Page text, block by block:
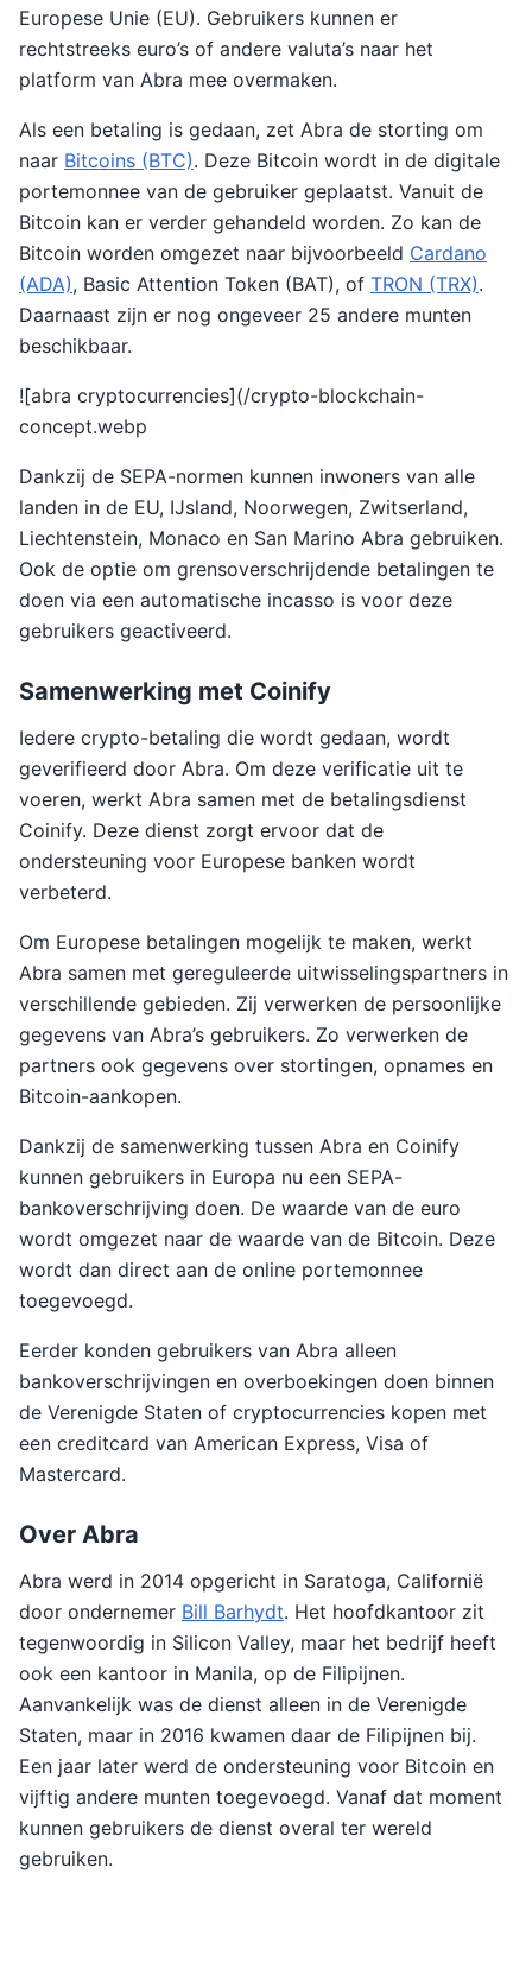
Europese Unie (EU). Gebruikers kunnen er
rechtstreeks euro’s of andere valuta’s naar het
platform van Abra mee overmaken.
Als een betaling is gedaan, zet Abra de storting om
naar Bitcoins (BTC). Deze Bitcoin wordt in de digitale
portemonnee van de gebruiker geplaatst. Vanuit de
Bitcoin kan er verder gehandeld worden. Zo kan de
Bitcoin worden omgezet naar bijvoorbeeld Cardano
(ADA), Basic Attention Token (BAT), of TRON (TRX).
Daarnaast zijn er nog ongeveer 25 andere munten
beschikbaar.
![abra cryptocurrencies](/crypto-blockchain-
concept.webp
Dankzij de SEPA-normen kunnen inwoners van alle
landen in de EU, IJsland, Noorwegen, Zwitserland,
Liechtenstein, Monaco en San Marino Abra gebruiken.
Ook de optie om grensoverschrijdende betalingen te
doen via een automatische incasso is voor deze
gebruikers geactiveerd.
Samenwerking met Coinify
Iedere crypto-betaling die wordt gedaan, wordt
geverifieerd door Abra. Om deze verificatie uit te
voeren, werkt Abra samen met de betalingsdienst
Coinify. Deze dienst zorgt ervoor dat de
ondersteuning voor Europese banken wordt
verbeterd.
Om Europese betalingen mogelijk te maken, werkt
Abra samen met gereguleerde uitwisselingspartners in
verschillende gebieden. Zij verwerken de persoonlijke
gegevens van Abra’s gebruikers. Zo verwerken de
partners ook gegevens over stortingen, opnames en
Bitcoin-aankopen.
Dankzij de samenwerking tussen Abra en Coinify
kunnen gebruikers in Europa nu een SEPA-
bankoverschrijving doen. De waarde van de euro
wordt omgezet naar de waarde van de Bitcoin. Deze
wordt dan direct aan de online portemonnee
toegevoegd.
Eerder konden gebruikers van Abra alleen
bankoverschrijvingen en overboekingen doen binnen
de Verenigde Staten of cryptocurrencies kopen met
een creditcard van American Express, Visa of
Mastercard.
Over Abra
Abra werd in 2014 opgericht in Saratoga, Californië
door ondernemer Bill Barhydt. Het hoofdkantoor zit
tegenwoordig in Silicon Valley, maar het bedrijf heeft
ook een kantoor in Manila, op de Filipijnen.
Aanvankelijk was de dienst alleen in de Verenigde
Staten, maar in 2016 kwamen daar de Filipijnen bij.
Een jaar later werd de ondersteuning voor Bitcoin en
vijftig andere munten toegevoegd. Vanaf dat moment
kunnen gebruikers de dienst overal ter wereld
gebruiken.